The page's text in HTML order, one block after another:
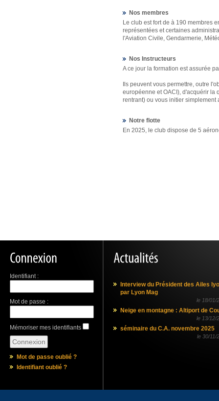
Nos membres
Le club est fort de à 190 membres
représentées et certaines
l'Aviation Civile, Gendarmerie,
Nos Instructeurs
A ce jour la formation est assurée
Ils peuvent vous permettre, outre
européenne et OACI), d'acquérir la
rentrant) ou vous initier
Notre flotte
En 2025, le club dispose de 5
Identifiant :
Mot de passe :
Mémoriser mes identifiants
Mot de passe oublié ?
Identifiant oublié ?
Interview du Président des Ailes
par Lyon Mag
le 18/01/
Neige en montagne : Altiport de
le 13/12/
séminaire du C.A. novembre 2025
le 30/11/